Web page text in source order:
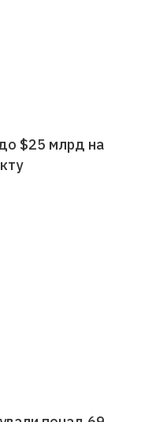
$25 млрд на